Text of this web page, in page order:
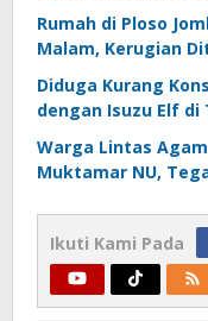
Rumah di Ploso
Malam, Kerugian
Diduga Kurang
dengan Isuzu Elf di
Warga Lintas
Muktamar NU,
Ikuti Kami Pada